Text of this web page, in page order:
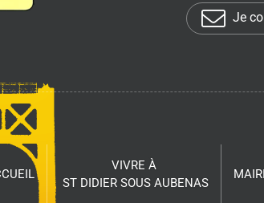
Je
VIVRE À
ST DIDIER SOUS AUBENAS